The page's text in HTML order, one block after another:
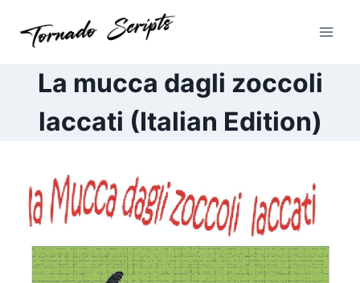
para
ConteúdoLa mucca dagli zoccoli
laccati (Italian Edition)